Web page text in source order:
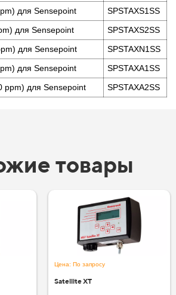
для Sensepoint
SPSTAXS1SS
для Sensepoint
SPSTAXS2SS
для Sensepoint
SPSTAXN1SS
для Sensepoint
SPSTAXA1SS
ppm) для Sensepoint
SPSTAXA2SS
товары
Цена: По запросу
Satellite XT